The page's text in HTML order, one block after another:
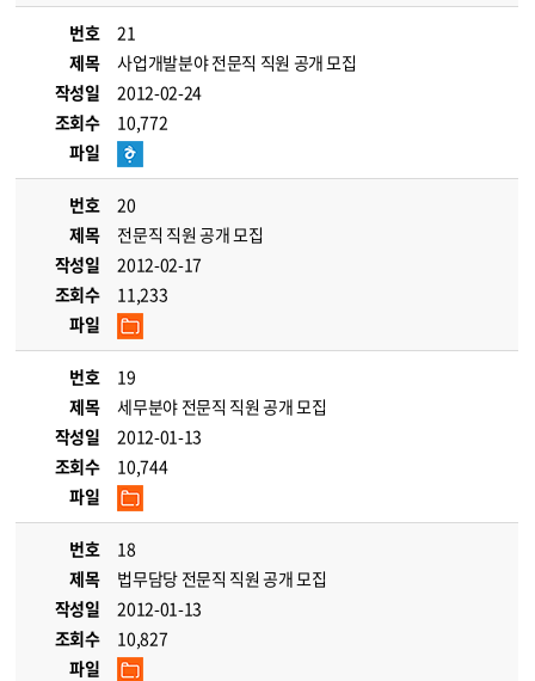
번호
21
제목
사업개발분야 전문직 직원 공개 모집
작성일
2012-02-24
조회수
10,772
파일
번호
20
제목
전문직 직원 공개 모집
작성일
2012-02-17
조회수
11,233
파일
번호
19
제목
세무분야 전문직 직원 공개 모집
작성일
2012-01-13
조회수
10,744
파일
번호
18
제목
법무담당 전문직 직원 공개 모집
작성일
2012-01-13
조회수
10,827
파일